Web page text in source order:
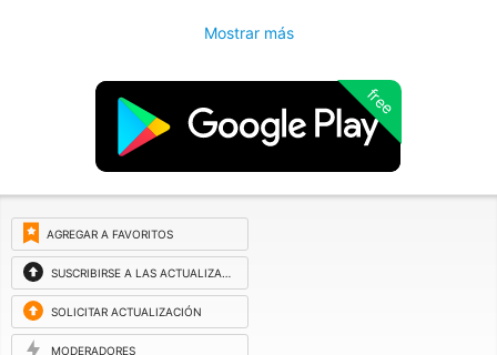
Mostrar más
free
AGREGAR A FAVORITOS
SUSCRIBIRSE A LAS ACTUALIZACIONES
SOLICITAR ACTUALIZACIÓN
MODERADORES